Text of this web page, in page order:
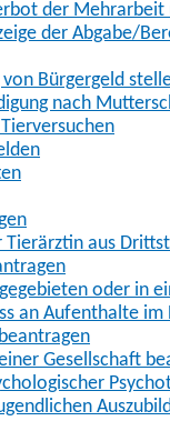
der
der Abgabe/
Bürgergeld
nach
aus
oder in
an Aufenthalte im
Gesellschaft